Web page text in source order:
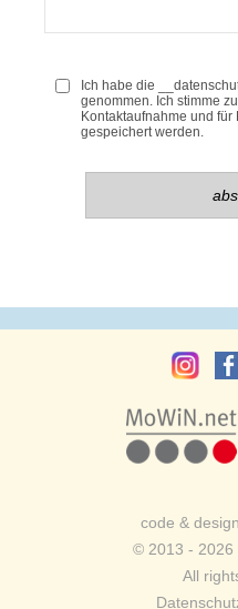
Ich habe die
genommen. Ich stimme
Kontaktaufnahme und
gespeichert werden.
code &
© 2013 - 2026
All